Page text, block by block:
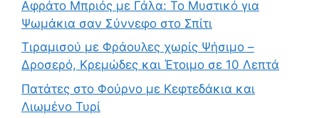
Αφράτο Μπριός με Γάλα: Το Μυστικό για
Ψωμάκια σαν Σύννεφο στο Σπίτι
Τιραμισού με Φράουλες χωρίς Ψήσιμο –
Δροσερό, Κρεμώδες και Έτοιμο σε 10 Λεπτά
Πατάτες στο Φούρνο με Κεφτεδάκια και
Λιωμένο Τυρί